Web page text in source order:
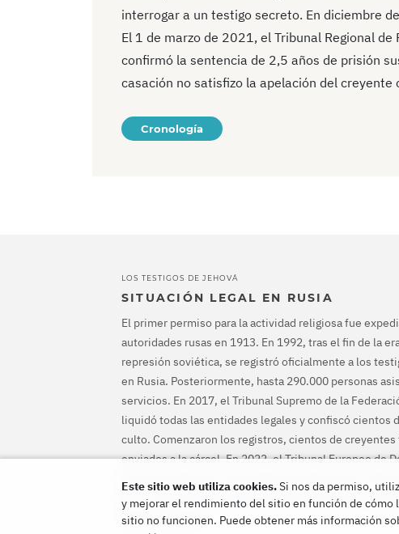
interrogar a un testigo secreto. En diciembre
El 1 de marzo de 2021, el Tribunal Regional
confirmó la sentencia de 2,5 años de prisión
casación no satisfizo la apelación del creyente
Cronología
LOS TESTIGOS DE JEHOVÁ
SITUACIÓN LEGAL EN RUSIA
El primer permiso para la actividad religiosa fue
autoridades rusas en 1913. En 1992, tras el fin de la
represión soviética, se registró oficialmente a los
en Rusia. Posteriormente, hasta 290.000 personas
servicios. En 2017, el Tribunal Supremo de la
liquidó todas las entidades legales y confiscó cientos
culto. Comenzaron los registros, cientos de creyentes
enviados a la cárcel. En 2022, el Tribunal Europeo de
fin a su persecución penal y les indemnizara por todo
habían causado.
Este sitio web utiliza cookies.Si nos da permiso,
y mejorar el rendimiento del sitio en función de cómo
sitio no funcionen. Puede obtener más información